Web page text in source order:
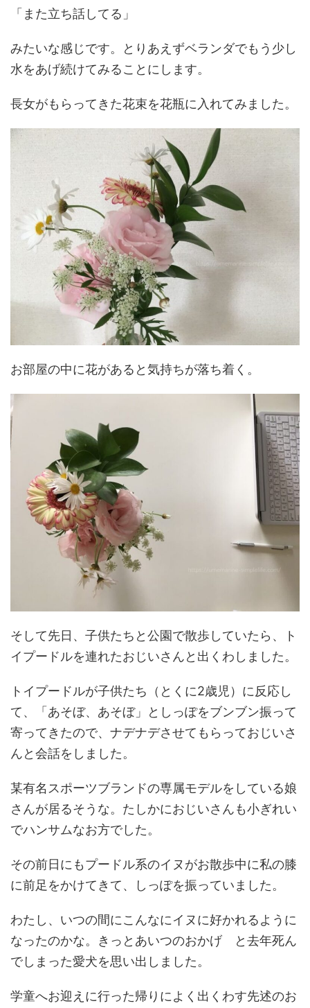
「また立ち話してる」
みたいな感じです。とりあえずベランダでもう少し
水をあげ続けてみることにします。
長女がもらってきた花束を花瓶に入れてみました。
お部屋の中に花があると気持ちが落ち着く。
そして先日、子供たちと公園で散歩していたら、ト
イプードルを連れたおじいさんと出くわしました。
トイプードルが子供たち（とくに2歳児）に反応し
て、「あそぼ、あそぼ」としっぽをブンブン振って
寄ってきたので、ナデナデさせてもらっておじいさ
んと会話をしました。
某有名スポーツブランドの専属モデルをしている娘
さんが居るそうな。たしかにおじいさんも小ぎれい
でハンサムなお方でした。
その前日にもプードル系のイヌがお散歩中に私の膝
に前足をかけてきて、しっぽを振っていました。
わたし、いつの間にこんなにイヌに好かれるように
なったのかな。きっとあいつのおかげ と去年死ん
でしまった愛犬を思い出しました。
学童へお迎えに行った帰りによく出くわす先述のお